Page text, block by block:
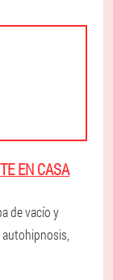
EN CASA
de vacío y